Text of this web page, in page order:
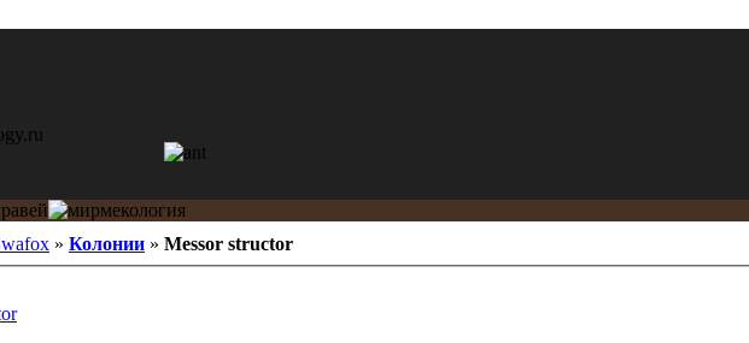
» Колонии » Messor structor